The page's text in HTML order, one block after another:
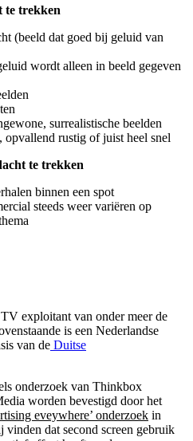
te trekken
(beeld dat goed bij geluid van
wordt alleen in beeld gegeven
surrealistische beelden
rustig of juist heel snel
te trekken
binnen een spot
steeds weer variëren op
exploitant van onder meer de
is een Nederlandse
van de Duitse
onderzoek van Thinkbox
worden bevestigd door het
eveywhere’ onderzoek in
dat second screen gebruik